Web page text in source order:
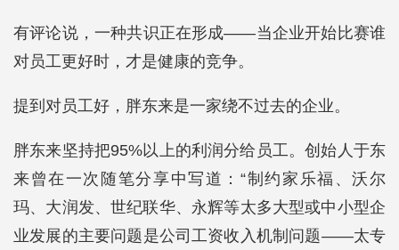
有评论说，一种共识正在形成——当企业开始比赛谁
对员工更好时，才是健康的竞争。
提到对员工好，胖东来是一家绕不过去的企业。
胖东来坚持把95%以上的利润分给员工。创始人于东
来曾在一次随笔分享中写道：“制约家乐福、沃尔
玛、大润发、世纪联华、永辉等太多大型或中小型企
业发展的主要问题是公司工资收入机制问题——太专